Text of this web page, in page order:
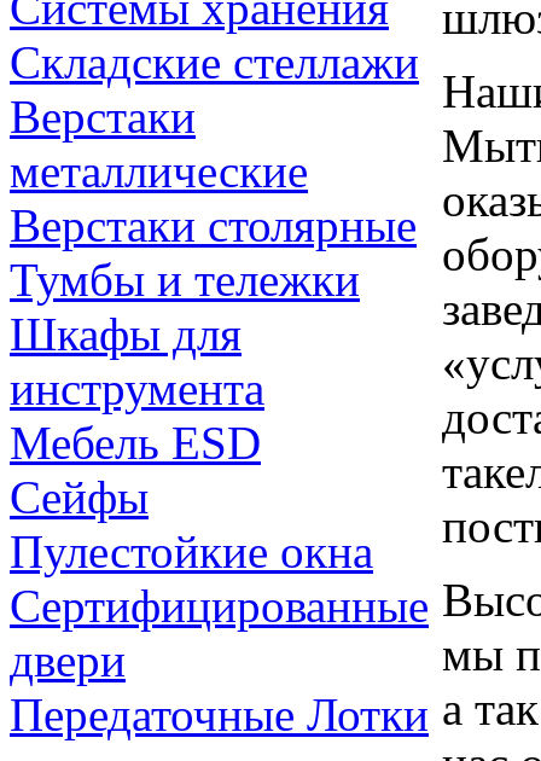
Складские стеллажи
Верстаки
металлические
Верстаки столярные
Тумбы и тележки
Шкафы для
инструмента
Мебель ESD
Сейфы
Пулестойкие окна
Сертифицированные
двери
Передаточные Лотки
мы
а